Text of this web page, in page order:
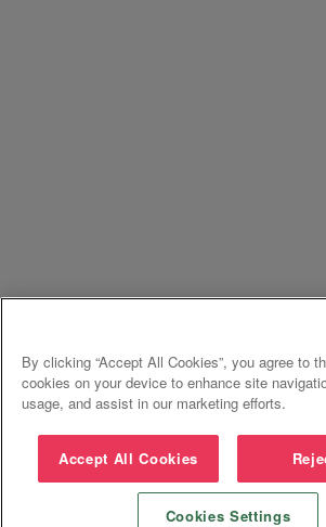
By clicking “Accept All Cookies”, you agree to
cookies on your device to enhance site
usage, and assist in our marketing efforts.
Accept All Cookies
Cookies Settings